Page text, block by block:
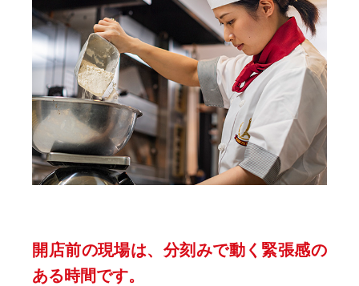
開店前の現場は、 分刻みで動く緊張感の
ある時間です。